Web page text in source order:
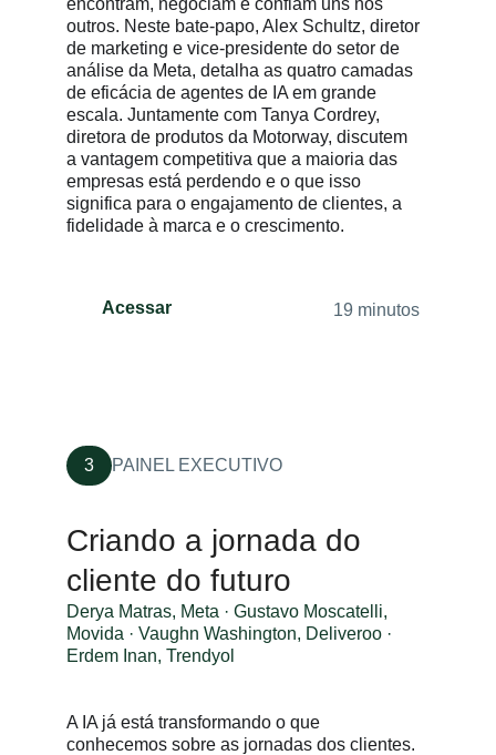
outros. Neste bate-papo, Alex Schultz, diretor
de marketing e vice-presidente do setor de
análise da Meta, detalha as quatro camadas
de eficácia de agentes de IA em grande
escala. Juntamente com Tanya Cordrey,
diretora de produtos da Motorway, discutem
a vantagem competitiva que a maioria das
empresas está perdendo e o que isso
significa para o engajamento de clientes, a
fidelidade à marca e o crescimento.
Acessar 19 minutos
3 PAINEL EXECUTIVO
Criando a jornada do
cliente do futuro
Derya Matras, Meta · Gustavo Moscatelli,
Movida · Vaughn Washington, Deliveroo ·
Erdem Inan, Trendyol
A IA já está transformando o que
conhecemos sobre as jornadas dos clientes.